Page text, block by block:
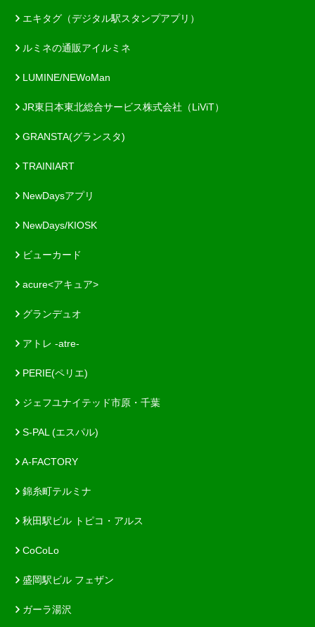
エキタグ（デジタル駅スタンプアプリ）
ルミネの通販アイルミネ
LUMINE/NEWoMan
JR東日本東北総合サービス株式会社（LiViT）
GRANSTA(グランスタ)
TRAINIART
NewDaysアプリ
NewDays/KIOSK
ビューカード
acure<アキュア>
グランデュオ
アトレ -atre-
PERIE(ペリエ)
ジェフユナイテッド市原・千葉
S-PAL (エスパル)
A-FACTORY
錦糸町テルミナ
秋田駅ビル トピコ・アルス
CoCoLo
盛岡駅ビル フェザン
ガーラ湯沢